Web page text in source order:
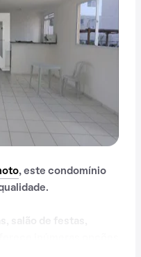
, este condomínio